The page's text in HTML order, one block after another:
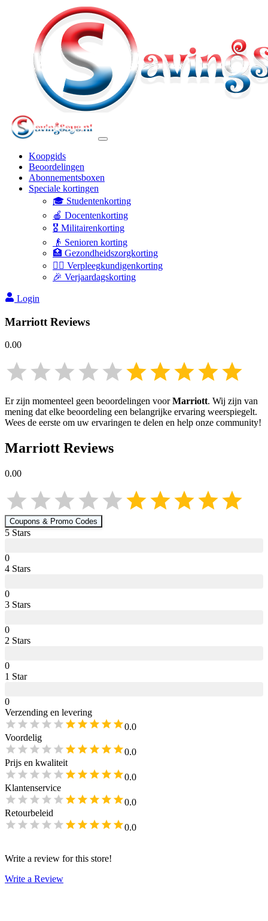
Koopgids
Beoordelingen
Abonnementsboxen
Speciale kortingen
🎓 Studentenkorting
🍎 Docentenkorting
🎖️ Militairenkorting
👴 Senioren korting
🏥 Gezondheidszorgkorting
👩‍⚕️ Verpleegkundigenkorting
🎉 Verjaardagskorting
Login
Marriott Reviews
0.00
Er zijn momenteel geen beoordelingen voorMarriott. Wij zijn van
mening dat elke beoordeling een belangrijke ervaring weerspiegelt.
Wees de eerste om uw ervaringen te delen en help onze community!
Marriott Reviews
0.00
Coupons & Promo Codes
5 Stars
0
4 Stars
0
3 Stars
0
2 Stars
0
1 Star
0
Verzending en levering
0.0
Voordelig
0.0
Prijs en kwaliteit
0.0
Klantenservice
0.0
Retourbeleid
0.0
Write a review for this store!
Write a Review